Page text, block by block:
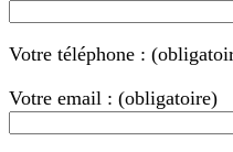
Votre téléphone :
Votre email : (obligatoire)